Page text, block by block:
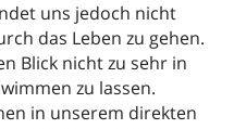
uns jedoch nicht
das Leben zu gehen.
Blick nicht zu sehr in
zu lassen.
in unserem direkten